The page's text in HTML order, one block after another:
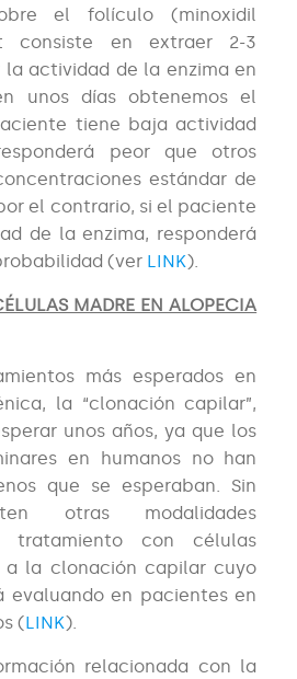
el folículo (minoxidil
consiste en extraer 2-3
actividad de la enzima en
unos días obtenemos el
tiene baja actividad
peor que otros
estándar de
el contrario, si el paciente
de la enzima, responderá
(ver LINK).
MADRE EN ALOPECIA
más esperados en
la “clonación capilar”,
unos años, ya que los
en humanos no han
que se esperaban. Sin
otras modalidades
tratamiento con células
a la clonación capilar cuyo
evaluando en pacientes en
(LINK).
relacionada con la